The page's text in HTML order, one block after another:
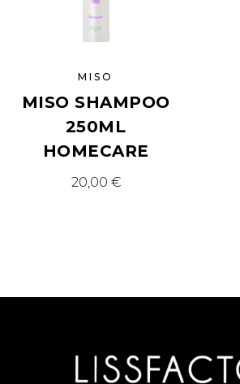
MISO
MISO SHAMPOO
250ML
HOMECARE
20,00 €